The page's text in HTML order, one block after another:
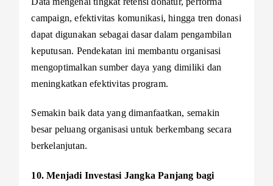
campaign, efektivitas komunikasi, hingga tren donasi
dapat digunakan sebagai dasar dalam pengambilan
keputusan. Pendekatan ini membantu organisasi
mengoptimalkan sumber daya yang dimiliki dan
meningkatkan efektivitas program.
Semakin baik data yang dimanfaatkan, semakin
besar peluang organisasi untuk berkembang secara
berkelanjutan.
10. Menjadi Investasi Jangka Panjang bagi